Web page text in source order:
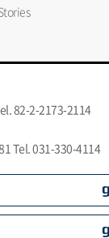
82-2-2173-2114
Tel. 031-330-4114